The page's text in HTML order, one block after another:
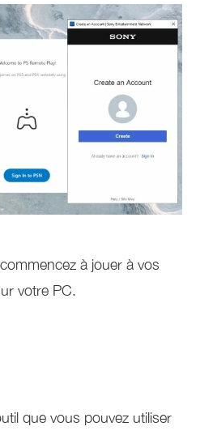
à jouer à vos
votre PC.
que vous pouvez utiliser